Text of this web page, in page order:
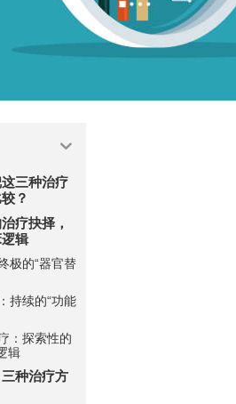
三种治疗
？
疗抉择，
辑
极的“器官替
持续的“功能
：探索性的
辑
种治疗方